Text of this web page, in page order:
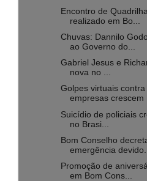
Encontro de
realizado em Bo...
Chuvas: Dannilo
ao Governo do...
Gabriel Jesus e
nova no ...
Golpes virtuais
empresas crescem
Suicídio de policiais
no Brasi...
Bom Conselho
emergência devido...
Promoção de
em Bom Cons...